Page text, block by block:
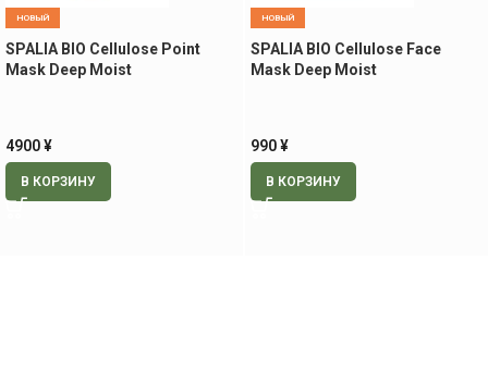
НОВЫЙ
SPALIA BIO Cellulose Point
Mask Deep Moist
4900¥
В КОРЗИНУ
НОВЫЙ
SPALIA BIO Cellulose Face
Mask Deep Moist
990¥
В КОРЗИНУ